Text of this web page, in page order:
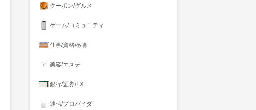
クーポン/グルメ
ゲーム/コミュニティ
仕事/資格/教育
美容/エステ
銀行/証券/FX
通信/プロバイダ